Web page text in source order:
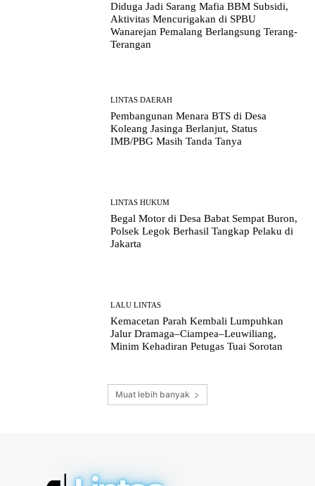
Diduga Jadi Sarang Mafia BBM Subsidi,
Aktivitas Mencurigakan di SPBU
Wanarejan Pemalang Berlangsung Terang-
Terangan
LINTAS DAERAH
Pembangunan Menara BTS di Desa
Koleang Jasinga Berlanjut, Status
IMB/PBG Masih Tanda Tanya
LINTAS HUKUM
Begal Motor di Desa Babat Sempat Buron,
Polsek Legok Berhasil Tangkap Pelaku di
Jakarta
LALU LINTAS
Kemacetan Parah Kembali Lumpuhkan
Jalur Dramaga–Ciampea–Leuwiliang,
Minim Kehadiran Petugas Tuai Sorotan
Muat lebih banyak